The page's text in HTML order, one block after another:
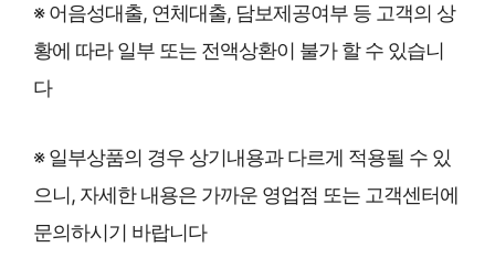
※ 어음성대출, 연체대출, 담보제공여부 등 고객의 상
황에 따라 일부 또는 전액상환이 불가 할 수 있습니
다
※ 일부상품의 경우 상기내용과 다르게 적용될 수 있
으니, 자세한 내용은 가까운 영업점 또는 고객센터에
문의하시기 바랍니다